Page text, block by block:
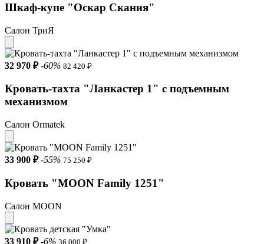
Шкаф-купе "Оскар Скания"
Салон ТриЯ
32 970 ₽ -60% 82 420 ₽
Кровать-тахта "Ланкастер 1" с подъемным
механизмом
Салон Ormatek
33 900 ₽ -55% 75 250 ₽
Кровать "MOON Family 1251"
Салон MOON
33 910 ₽ -6% 36 000 ₽